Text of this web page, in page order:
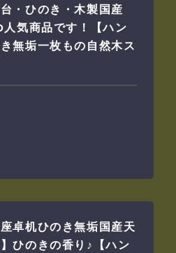
・ひのき・木製国産
人気商品です！【ハン
無垢一枚もの自然木ス
卓机ひのき無垢国産天
ひのきの香り♪【ハン